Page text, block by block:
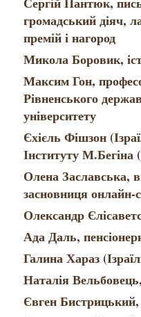
громадський діяч,
премій і нагород
Микола Боровик,
Максим Гон,
Рівненського
університету
Єхієль Фішзон
Інституту М.Бегіна
Олена Заславська,
засновниця онлайн-
Олександр
Ада Даль,
Галина Хараз
Наталія
Євген